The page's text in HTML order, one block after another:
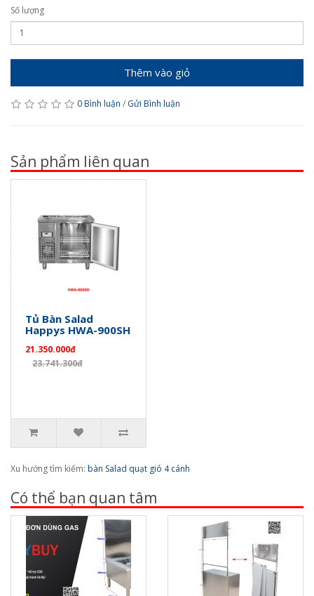
Số lượng
Thêm vào giỏ
0 Bình luận / Gửi Bình luận
Sản phẩm liên quan
Tủ Bàn Salad
Happys HWA-900SH
21.350.000đ
23.741.300đ
Xu hướng tìm kiếm: bàn Salad quạt gió 4 cánh
Có thể bạn quan tâm